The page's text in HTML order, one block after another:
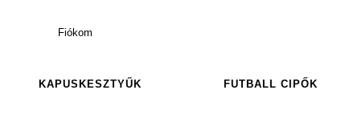
Fiókom
KAPUSKESZTYŰK FUTBALL CIPŐK